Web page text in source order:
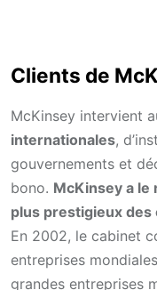
Clients de
McKinsey intervient
internationales,
gouvernements et
bono. McKinsey a le
plus prestigieux
En 2002, le cabinet
entreprises
grandes entreprises